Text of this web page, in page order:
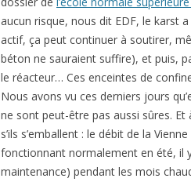
aucun risque, nous dit EDF, le karst
actif, ça peut continuer à soutirer,
béton ne sauraient suffire), et puis,
le réacteur… Ces enceintes de
Nous avons vu ces derniers jours
ne sont peut-être pas aussi sûres. Et
s’ils s’emballent : le débit de la
fonctionnant normalement en été, il
maintenance) pendant les mois